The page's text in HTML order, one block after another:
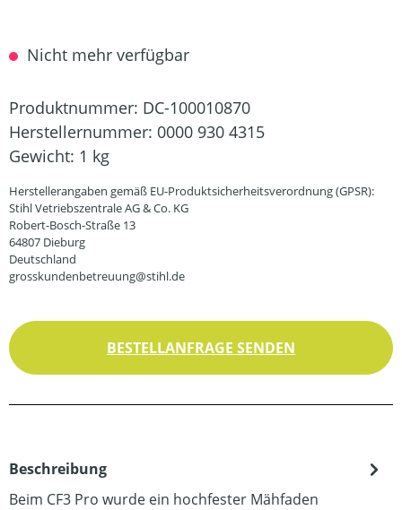
Nicht mehr verfügbar
Produktnummer: DC-100010870
Herstellernummer: 0000 930 4315
Gewicht: 1 kg
Herstellerangaben gemäß EU-Produktsicherheitsverordnung (GPSR):
Stihl Vetriebszentrale AG & Co. KG
Robert-Bosch-Straße 13
64807 Dieburg
Deutschland
grosskundenbetreuung@stihl.de
BESTELLANFRAGE SENDEN
Beschreibung
Beim CF3 Pro wurde ein hochfester Mähfaden